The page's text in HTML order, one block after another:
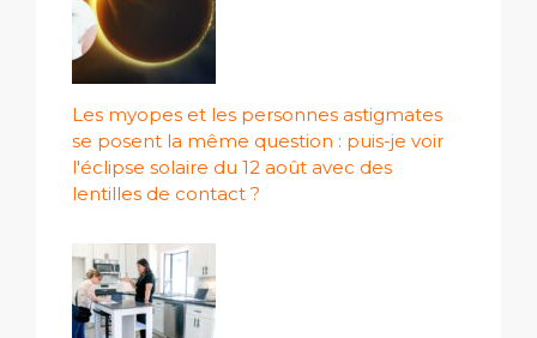
Les myopes et les personnes astigmates
se posent la même question : puis-je voir
l'éclipse solaire du 12 août avec des
lentilles de contact ?